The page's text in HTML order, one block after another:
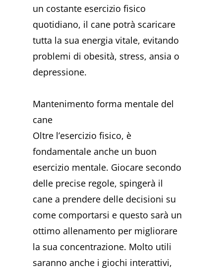
un costante esercizio fisico
quotidiano, il cane potrà scaricare
tutta la sua energia vitale, evitando
problemi di obesità, stress, ansia o
depressione.
Mantenimento forma mentale del
cane
Oltre l’esercizio fisico, è
fondamentale anche un buon
esercizio mentale. Giocare secondo
delle precise regole, spingerà il
cane a prendere delle decisioni su
come comportarsi e questo sarà un
ottimo allenamento per migliorare
la sua concentrazione. Molto utili
saranno anche i giochi interattivi,